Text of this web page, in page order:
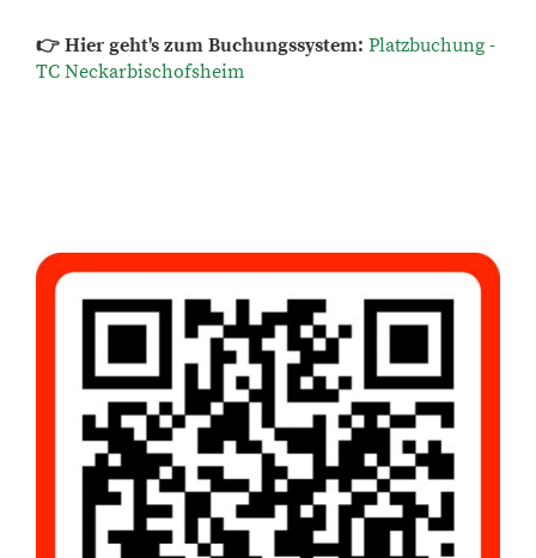
👉 Hier geht's zum Buchungssystem: Platzbuchung -
TC Neckarbischofsheim